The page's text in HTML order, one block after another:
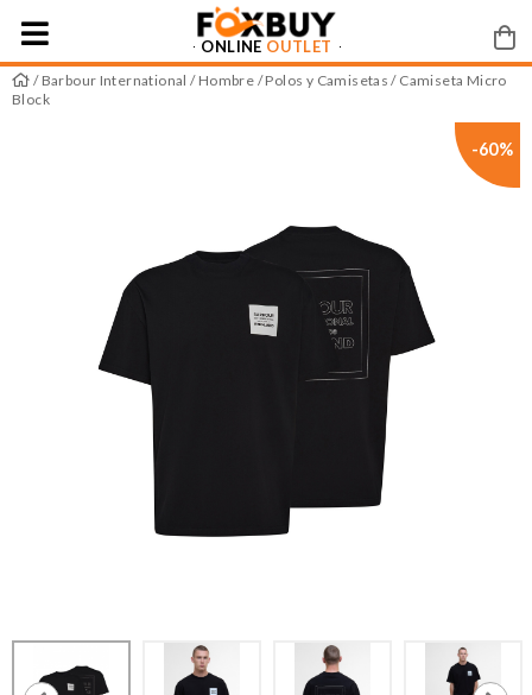
ONLINE OUTLET
/ Barbour International / Hombre /Polos y Camisetas / Camiseta Micro
Block
-60%